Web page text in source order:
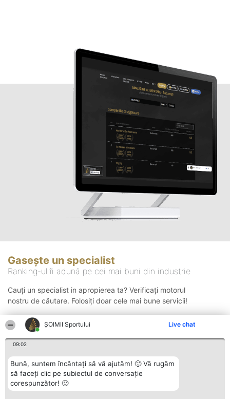
ȘOIMII Sportului Live chat
09:02
Bună, suntem încântați să vă ajutăm! 🙂 Vă rugăm
să faceți clic pe subiectul de conversație
corespunzător! 🙂
Gasește un specialist
Ranking-ul îi adună pe cei mai buni din industrie
Cauți un specialist in apropierea ta? Verificați motorul
nostru de căutare. Folosiți doar cele mai bune servicii!